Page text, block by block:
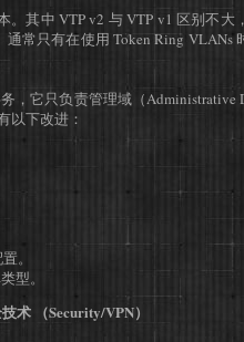
其中 VTP v2 与 VTP v1 区别不大
常只有在使用 Token Ring VLANs
它只负责管理域（Administrative
以下改进：
。
型。
术 （Security/VPN）